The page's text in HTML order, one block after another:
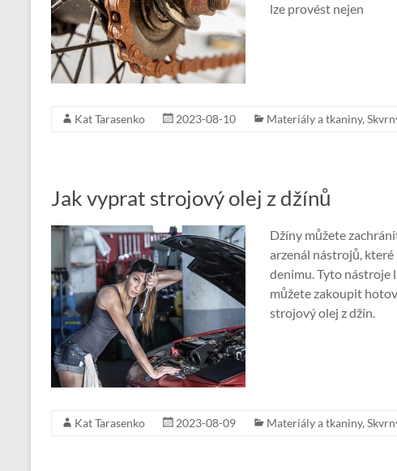
lze provést nejen
Kat Tarasenko 2023-08-10 Materiály a tkaniny,
Jak vyprat strojový olej z džínů
Džíny můžete
arzenál nástrojů,
denimu. Tyto nástroje
můžete zakoupit
strojový olej z džín.
Kat Tarasenko 2023-08-09 Materiály a tkaniny,